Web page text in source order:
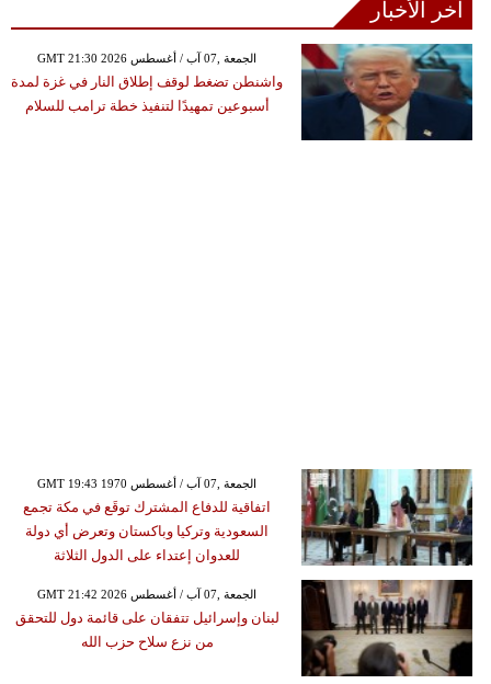
آخر الأخبار
GMT 21:30 2026 الجمعة ,07 آب / أغسطس
واشنطن تضغط لوقف إطلاق النار في غزة لمدة
أسبوعين تمهيدًا لتنفيذ خطة ترامب للسلام
GMT 19:43 1970 الجمعة ,07 آب / أغسطس
اتفاقية للدفاع المشترك توقَع في مكة تجمع
السعودية وتركيا وباكستان وتعرض أي دولة
للعدوان إعتداء على الدول الثلاثة
GMT 21:42 2026 الجمعة ,07 آب / أغسطس
لبنان وإسرائيل تتفقان على قائمة دول للتحقق
من نزع سلاح حزب الله